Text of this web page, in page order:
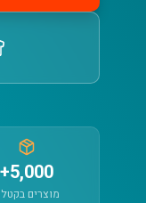
5,000+
מוצרים